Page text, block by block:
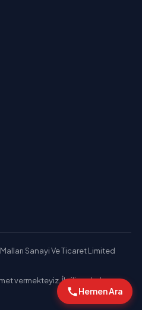
Sanayi Ve Ticaret Limited
vermekteyiz. İlgili markaların
Hemen Ara